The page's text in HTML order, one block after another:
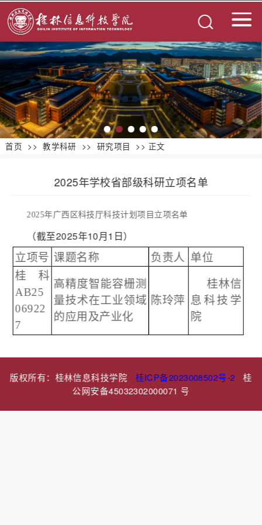
首页 >> 教学科研 >> 研究项目 >> 正文
2025年学校省部级科研立项名单
2025年广西区科技 厅科技计划 项目立项名单
（截至2025年10月1日）
立项号 课题名称 负责人 单位
桂科
AB25
06922
7
高精度智能容栅测
量技术在工业领域
的应用及产业化
陈玲萍
桂林信
息科技学
院
版权所有：桂林信息科技学院桂ICP备2023008502号-2 桂
公网安备45032302000071 号